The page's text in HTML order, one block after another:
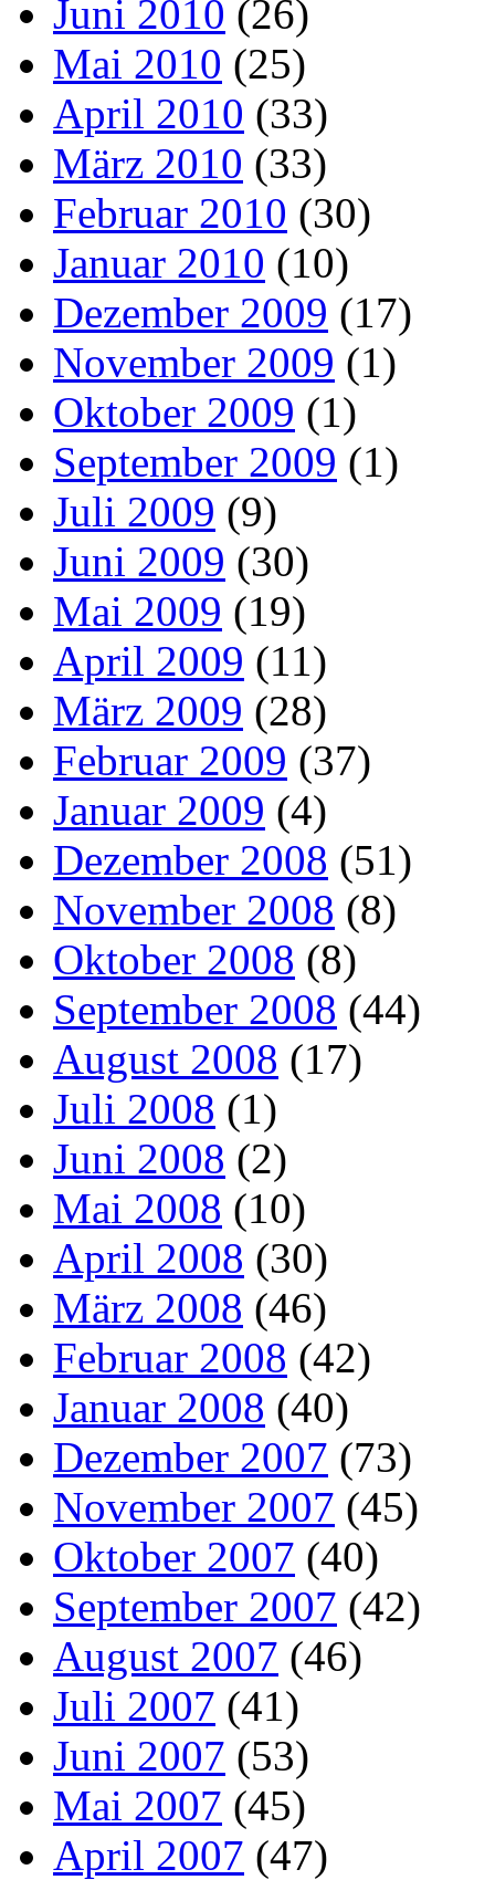
Juni 2010 (26)
Mai 2010 (25)
April 2010 (33)
März 2010 (33)
Februar 2010 (30)
Januar 2010 (10)
Dezember 2009 (17)
November 2009 (1)
Oktober 2009 (1)
September 2009 (1)
Juli 2009 (9)
Juni 2009 (30)
Mai 2009 (19)
April 2009 (11)
März 2009 (28)
Februar 2009 (37)
Januar 2009 (4)
Dezember 2008 (51)
November 2008 (8)
Oktober 2008 (8)
September 2008 (44)
August 2008 (17)
Juli 2008 (1)
Juni 2008 (2)
Mai 2008 (10)
April 2008 (30)
März 2008 (46)
Februar 2008 (42)
Januar 2008 (40)
Dezember 2007 (73)
November 2007 (45)
Oktober 2007 (40)
September 2007 (42)
August 2007 (46)
Juli 2007 (41)
Juni 2007 (53)
Mai 2007 (45)
April 2007 (47)